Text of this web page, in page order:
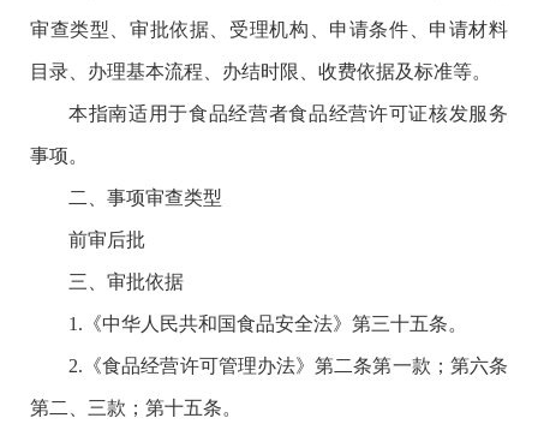
审查类型、审批依据、受理机构、申请条件、申请材料
目录、办理基本流程、办结时限、收费依据及标准等。
本指南适用于食品经营者食品经营许可证核发服务
事项。
二、事项审查类型
前审后批
三、审批依据
1.《中华人民共和国食品安全法》第三十五条。
2.《食品经营许可管理办法》第二条第一款；第六条
第二、三款；第十五条。